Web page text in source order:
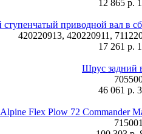
12 865 р.
ступенчатый приводной вал в
420220913, 420220911,
17 261 р.
Шрус задний
46 061 р.
Alpine Flex Plow 72 Commander